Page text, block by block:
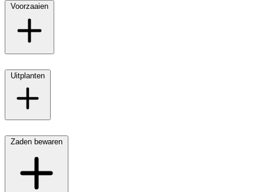
Voorzaaien
Uitplanten
Zaden bewaren